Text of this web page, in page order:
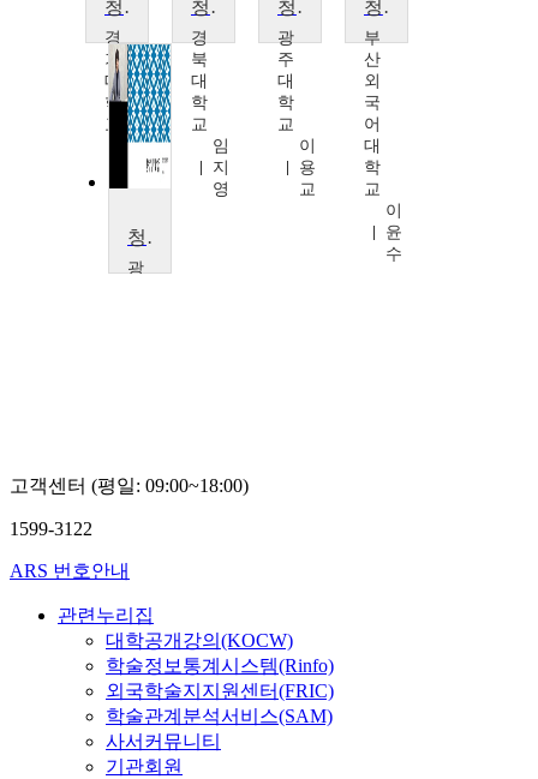
청소년복지론
경
기
대
학
교
김
모
청소년 발달 및 이해
경
북
대
학
교
임
지
영
청소년복지론
광
주
대
학
교
이
용
교
청소년 복지론
부
산
외
국
어
대
학
교
이
윤
수
청소년 심리 및 상담
광
고객센터 (평일: 09:00~18:00)
1599-3122
ARS 번호안내
관련누리집
대학공개강의(KOCW)
학술정보통계시스템(Rinfo)
외국학술지지원센터(FRIC)
학술관계분석서비스(SAM)
사서커뮤니티
기관회원